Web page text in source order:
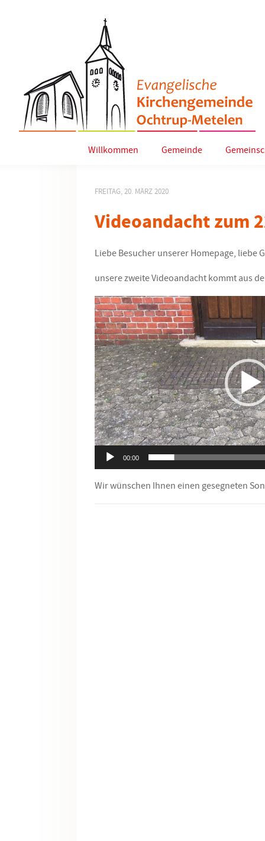
Willkommen Gemeinde
FREITAG, 20. MÄRZ 2020
Videoandacht zum
Liebe Besucher unserer Homepage, liebe
unsere zweite Videoandacht kommt aus
Video-
Player
00:00
Wir wünschen Ihnen einen gesegneten